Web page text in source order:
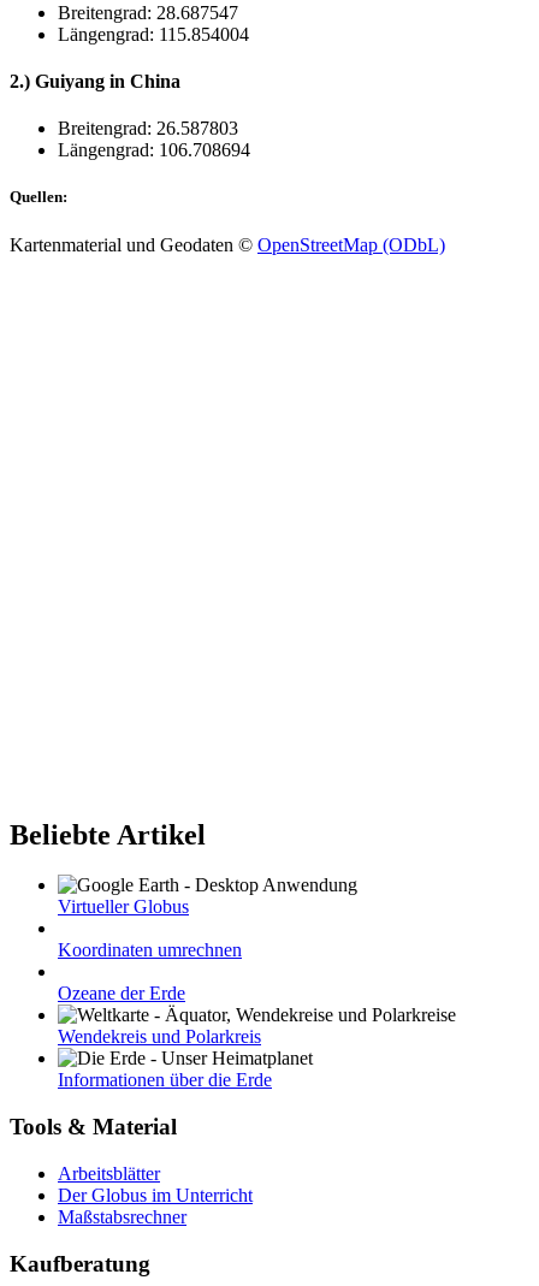
Breitengrad: 28.687547
Längengrad: 115.854004
2.) Guiyang in China
Breitengrad: 26.587803
Längengrad: 106.708694
Quellen:
Kartenmaterial und Geodaten © OpenStreetMap (ODbL)
Beliebte Artikel
Virtueller Globus
Koordinaten umrechnen
Ozeane der Erde
Wendekreis und Polarkreis
Informationen über die Erde
Tools & Material
Arbeitsblätter
Der Globus im Unterricht
Maßstabsrechner
Kaufberatung